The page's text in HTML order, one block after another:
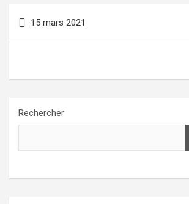
de
15 mars 2021
Rechercher